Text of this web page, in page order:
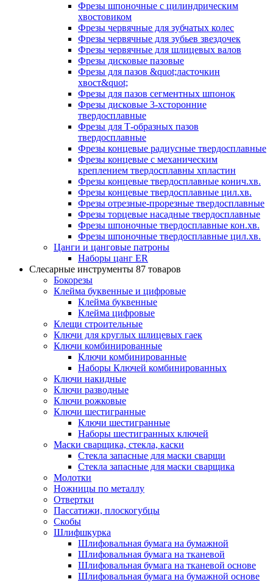
Фрезы шпоночные с цилиндрическим
хвостовиком
Фрезы червячные для зубчатых колес
Фрезы червячные для зубьев звездочек
Фрезы червячные для шлицевых валов
Фрезы дисковые пазовые
Фрезы для пазов &quot;ласточкин
хвост&quot;
Фрезы для пазов сегментных шпонок
Фрезы дисковые 3-хсторонние
твердосплавные
Фрезы для Т-образных пазов
твердосплавные
Фрезы концевые радиусные твердосплавные
Фрезы концевые с механическим
креплением твердосплавны хпластин
Фрезы концевые твердосплавные конич.хв.
Фрезы концевые твердосплавные цил.хв.
Фрезы отрезные-прорезные твердосплавные
Фрезы торцевые насадные твердосплавные
Фрезы шпоночные твердосплавные кон.хв.
Фрезы шпоночные твердосплавные цил.хв.
Цанги и цанговые патроны
Наборы цанг ER
Слесарные инструменты 87 товаров
Бокорезы
Клейма буквенные и цифровые
Клейма буквенные
Клейма цифровые
Клещи строительные
Ключи для круглых шлицевых гаек
Ключи комбинированные
Ключи комбинированные
Наборы Ключей комбинированных
Ключи накидные
Ключи разводные
Ключи рожковые
Ключи шестигранные
Ключи шестигранные
Наборы шестигранных ключей
Маски сварщика, стекла, каски
Стекла запасные для маски сварщи
Стекла запасные для маски сварщика
Молотки
Ножницы по металлу
Отвертки
Пассатижи, плоскогубцы
Скобы
Шлифшкурка
Шлифовальная бумага на бумажной
Шлифовальная бумага на тканевой
Шлифовальная бумага на тканевой основе
Шлифовальная бумага на бумажной основе